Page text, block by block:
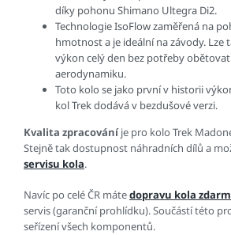
díky pohonu Shimano Ultegra Di2.
Technologie IsoFlow zaměřená na
hmotnost a je ideální na závody. Lze
výkon celý den bez potřeby
aerodynamiku.
Toto kolo se jako první v historii
kol Trek dodává v bezdušové verzi.
Kvalita zpracováníje pro kolo Trek
Stejně tak dostupnost náhradních dílů a
servisu kola.
Navíc po celé ČR mátedopravu kola
servis (garanční prohlídku). Součástí této
seřízení všech komponentů.